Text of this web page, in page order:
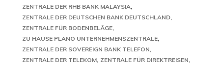
ZENTRALE DER RHB BANK MALAYSIA
ZENTRALE DER DEUTSCHEN BANK DEUTSCHLAND
ZENTRALE FÜR BODENBELÄGE
ZU HAUSE PLANO UNTERNEHMENSZENTRALE
ZENTRALE DER SOVEREIGN BANK TELEFON
ZENTRALE DER TELEKOM ZENTRALE FÜR DIREKTREISEN